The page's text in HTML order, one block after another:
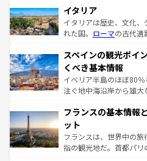
イタリア
イタリアは歴史、文化
れた国。 ローマの古代遺
ろん、トスカーナの美
景など、自然景観も見逃
ピザやパスタなど、絶
できる。朝目覚めてから
なお、新着のイタリア情
しい。
スペインの観光ポイ
くべき基本情報
イベリア半島のほぼ80
注ぐ地中海沿岸から雄大
文化が根付くこの国では
れる闘牛、そして美味し
る。首都マドリードの
アートに溢れた街角から
フランスの基本情報
ット
フランスは、世界中の
指の観光地だ。首都パリ